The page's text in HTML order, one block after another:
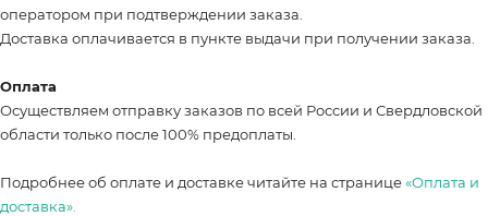
оператором при подтверждении заказа.
Доставка оплачивается в пункте выдачи при получении заказа.
Оплата
Осуществляем отправку заказов по всей России и Свердловской
области только после 100% предоплаты.
Подробнее об оплате и доставке читайте на странице«Оплата и
доставка».